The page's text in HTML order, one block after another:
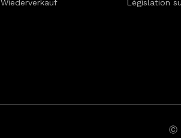
Wiederverkauf
Législation
Ⓒ